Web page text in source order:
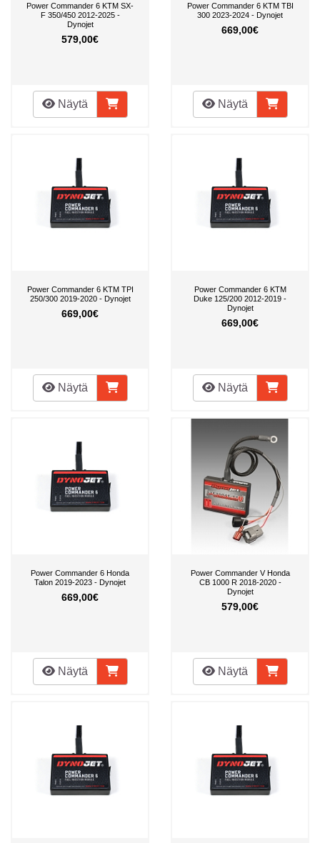
Power Commander 6 KTM SX-
F 350/450 2012-2025 -
Dynojet
579,00€
Näytä
Power Commander 6 KTM TBI
300 2023-2024 - Dynojet
669,00€
Näytä
Power Commander 6 KTM TPI
250/300 2019-2020 - Dynojet
669,00€
Näytä
Power Commander 6 KTM
Duke 125/200 2012-2019 -
Dynojet
669,00€
Näytä
Power Commander 6 Honda
Talon 2019-2023 - Dynojet
669,00€
Näytä
Power Commander V Honda
CB 1000 R 2018-2020 -
Dynojet
579,00€
Näytä